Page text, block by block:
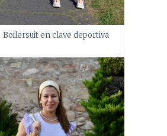
Boilersuit en clave deportiva